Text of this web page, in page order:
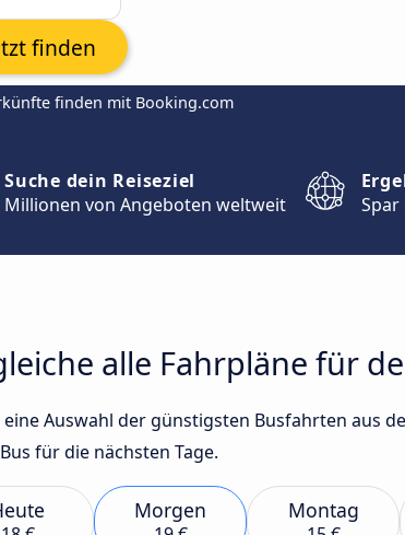
finden mit Booking.com
finden
Suche dein Reiseziel
Millionen von Angeboten weltweit
Spar
alle Fahrpläne für
Auswahl der günstigsten Busfahrten aus
für die nächsten Tage.
Morgen Montag